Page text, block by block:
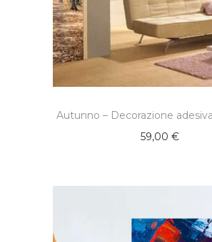
Autunno – Decorazione
59,00 €